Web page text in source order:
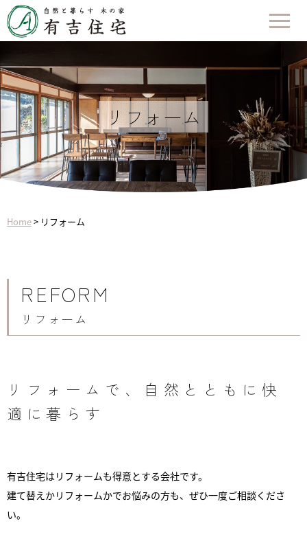
リフォーム
Home> リフォーム
REFORM
リフォーム
リフォームで、自然とともに快
適に暮らす
有吉住宅はリフォームも得意とする会社です。
建て替えかリフォームかでお悩みの方も、ぜひ一度ご相談くださ
い。